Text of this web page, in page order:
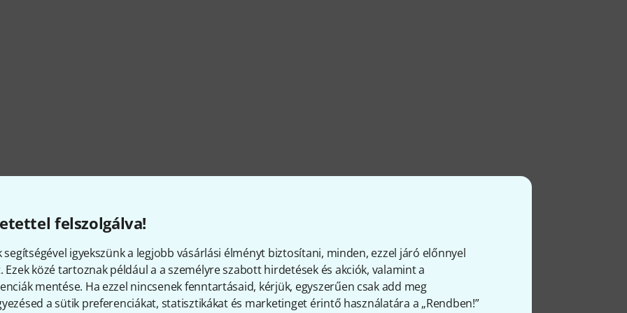
felszolgálva!
segítségével igyekszünk a legjobb vásárlási élményt biztosítani, minden, ezzel járó előnnyel
Ezek közé tartoznak például a a személyre szabott hirdetések és akciók, valamint a
mentése. Ha ezzel nincsenek fenntartásaid, kérjük, egyszerűen csak add meg
a sütik preferenciákat, statisztikákat és marketinget érintő használatára a „Rendben!”
- érdekességek a cégről
RAKTÁRON Ø ELÉRHETŐSÉG